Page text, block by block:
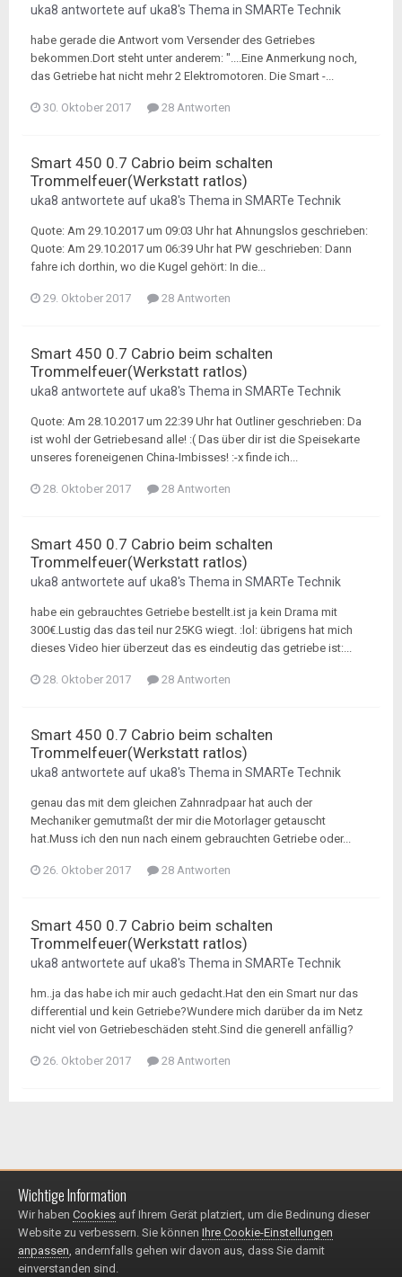
uka8 antwortete aufuka8's Thema in SMARTe Technik
habe gerade die Antwort vom Versender des Getriebes
bekommen.Dort steht unter anderem: "....Eine Anmerkung noch,
das Getriebe hat nicht mehr 2 Elektromotoren. Die Smart -...
30. Oktober 2017 28 Antworten
Smart 450 0.7 Cabrio beim schalten
Trommelfeuer(Werkstatt ratlos)
uka8 antwortete aufuka8's Thema in SMARTe Technik
Quote: Am 29.10.2017 um 09:03 Uhr hat Ahnungslos geschrieben:
Quote: Am 29.10.2017 um 06:39 Uhr hat PW geschrieben: Dann
fahre ich dorthin, wo die Kugel gehört: In die...
29. Oktober 2017 28 Antworten
Smart 450 0.7 Cabrio beim schalten
Trommelfeuer(Werkstatt ratlos)
uka8 antwortete aufuka8's Thema in SMARTe Technik
Quote: Am 28.10.2017 um 22:39 Uhr hat Outliner geschrieben: Da
ist wohl der Getriebesand alle! :( Das über dir ist die Speisekarte
unseres foreneigenen China-Imbisses! :-x finde ich...
28. Oktober 2017 28 Antworten
Smart 450 0.7 Cabrio beim schalten
Trommelfeuer(Werkstatt ratlos)
uka8 antwortete aufuka8's Thema in SMARTe Technik
habe ein gebrauchtes Getriebe bestellt.ist ja kein Drama mit
300€.Lustig das das teil nur 25KG wiegt. :lol: übrigens hat mich
dieses Video hier überzeut das es eindeutig das getriebe ist:...
28. Oktober 2017 28 Antworten
Smart 450 0.7 Cabrio beim schalten
Trommelfeuer(Werkstatt ratlos)
uka8 antwortete aufuka8's Thema in SMARTe Technik
genau das mit dem gleichen Zahnradpaar hat auch der
Mechaniker gemutmaßt der mir die Motorlager getauscht
hat.Muss ich den nun nach einem gebrauchten Getriebe oder...
26. Oktober 2017 28 Antworten
Smart 450 0.7 Cabrio beim schalten
Trommelfeuer(Werkstatt ratlos)
uka8 antwortete aufuka8's Thema in SMARTe Technik
hm..ja das habe ich mir auch gedacht.Hat den ein Smart nur das
differential und kein Getriebe?Wundere mich darüber da im Netz
nicht viel von Getriebeschäden steht.Sind die generell anfällig?
26. Oktober 2017 28 Antworten
Impressum / Datenschutzerklärung
© 1999 - 2025
Powered by Invision Community
Wichtige Information
Wir haben Cookies auf Ihrem Gerät platziert, um die Bedinung dieser
Website zu verbessern. Sie können Ihre Cookie-Einstellungen
anpassen, andernfalls gehen wir davon aus, dass Sie damit
einverstanden sind.